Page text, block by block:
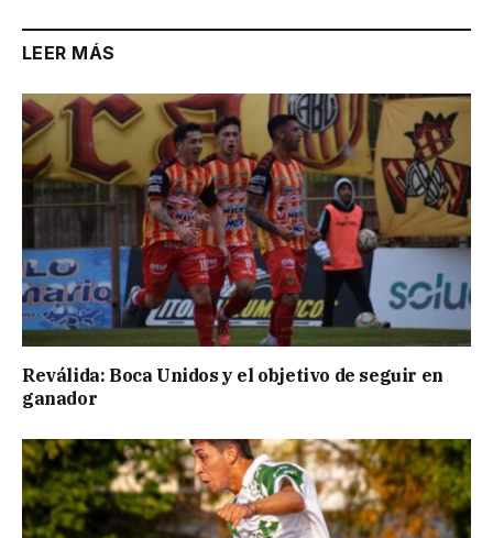
LEER MÁS
Reválida: Boca Unidos y el objetivo de seguir en
ganador